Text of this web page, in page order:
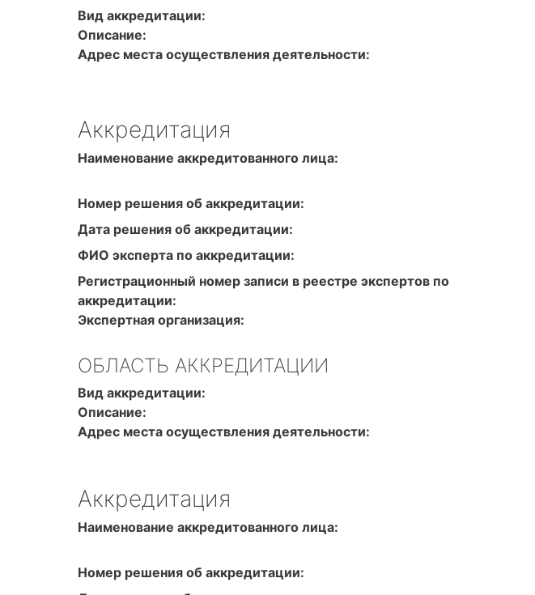
Вид аккредитации:
Описание:
Адрес места осуществления деятельности:
Аккредитация
Наименование аккредитованного лица:
Номер решения об аккредитации:
Дата решения об аккредитации:
ФИО эксперта по аккредитации:
Регистрационный номер записи в реестре экспертов по
аккредитации:
Экспертная организация:
ОБЛАСТЬ АККРЕДИТАЦИИ
Вид аккредитации:
Описание:
Адрес места осуществления деятельности:
Аккредитация
Наименование аккредитованного лица:
Номер решения об аккредитации: